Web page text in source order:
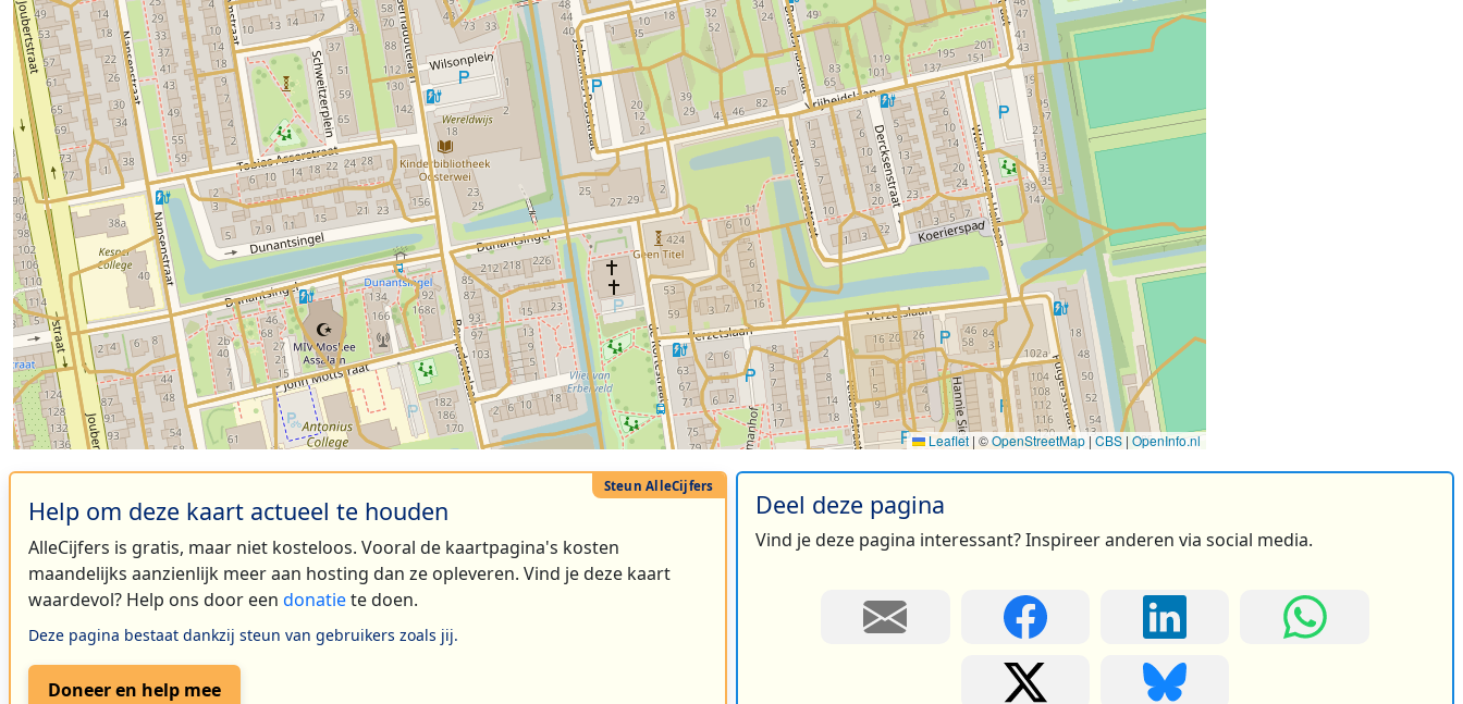
Leaflet | ©OpenStreetMap | CBS | OpenInfo.nl
Help om deze kaart actueel te houden
AlleCijfers is gratis, maar niet kosteloos. Vooral de kaartpagina's kosten
maandelijks aanzienlijk meer aan hosting dan ze opleveren. Vind je deze kaart
waardevol? Help ons door een donatiete doen.
Deze pagina bestaat dankzij steun van gebruikers zoals jij.
Doneer en help mee
Deel deze pagina
Vind je deze pagina interessant? Inspireer anderen via social media.